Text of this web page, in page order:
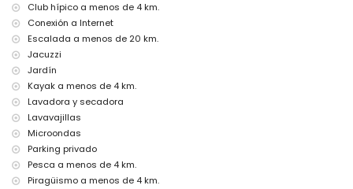
internet (WiFi)
plancha y tabla de planchar
ropa de cama y toallas
servicio de recepción y servicio de emergencia 24 horas
calefacción central
Instalaciones y servicios con coste adicional
jacuzzi exterior
cama extra y cuna/cama para niños (bajo demanda)
Entretenimiento y actividades de ocio para sus vacaciones en
Benitachell, Costa Blanca
bar (a menos de 5 kilómetros de la casa)
Club hípico a menos de 4 km.
Conexión a Internet
Escalada a menos de 20 km.
Jacuzzi
Jardín
Kayak a menos de 4 km.
Lavadora y secadora
Lavavajillas
Microondas
Parking privado
Pesca a menos de 4 km.
Piragüismo a menos de 4 km.